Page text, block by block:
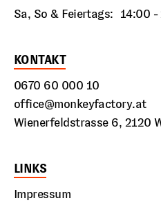
Sa, So & Feiertags: 14:00 -
KONTAKT
0670 60 000 10
office@monkeyfactory.at
Wienerfeldstrasse 6, 2120
LINKS
Impressum